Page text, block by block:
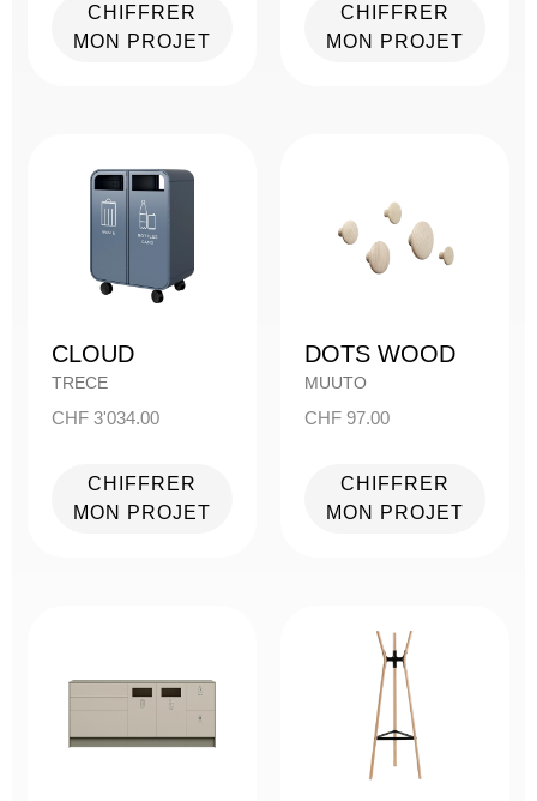
CHIFFRER
MON PROJET
CHIFFRER
MON PROJET
CLOUD
TRECE
CHF3'034.00
CHIFFRER
MON PROJET
DOTS WOOD
MUUTO
CHF 97.00
CHIFFRER
MON PROJET